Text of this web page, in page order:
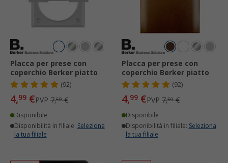
Placca per prese con
coperchio Berker piatto
(92)
4,99 €PVP 7,50€
Disponibile
Disponibilità in filiale: Seleziona
la tua filiale
Placca per prese con
coperchio Berker piatto
(92)
4,99 €PVP 7,50€
Disponibile
Disponibilità in filiale: Seleziona
la tua filiale